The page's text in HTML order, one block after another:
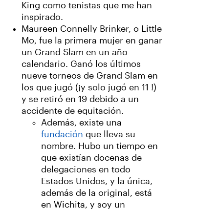
King como tenistas que me han
inspirado.
Maureen Connelly Brinker, o Little
Mo, fue la primera mujer en ganar
un Grand Slam en un año
calendario. Ganó los últimos
nueve torneos de Grand Slam en
los que jugó (¡y solo jugó en 11 !)
y se retiró en 19 debido a un
accidente de equitación.
Además, existe una
fundación que lleva su
nombre. Hubo un tiempo en
que existían docenas de
delegaciones en todo
Estados Unidos, y la única,
además de la original, está
en Wichita, y soy un